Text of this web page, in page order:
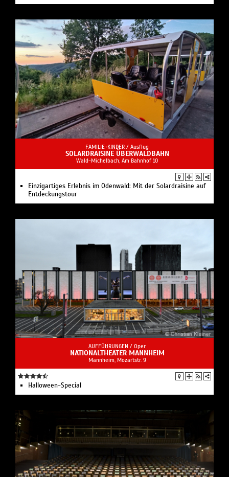
FAMILIE+KINDER / Ausflug
SOLARDRAISINE ÜBERWALDBAHN
Wald-Michelbach, Am Bahnhof 10
Einzigartiges Erlebnis im Odenwald: Mit der Solardraisine auf
Entdeckungstour
AUFFÜHRUNGEN / Oper
NATIONALTHEATER MANNHEIM
Mannheim, Mozartstr. 9
Halloween-Special